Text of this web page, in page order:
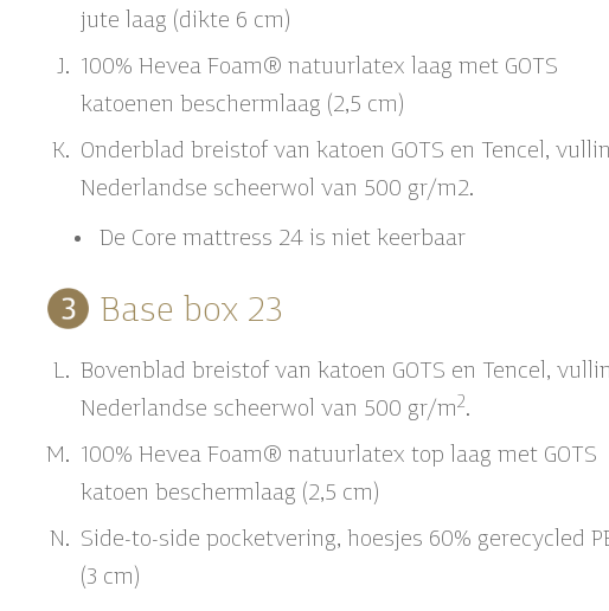
jute laag (dikte 6 cm)
100% Hevea Foam® natuurlatex laag met GOTS
katoenen beschermlaag (2,5 cm)
Onderblad breistof van katoen GOTS en Tencel,
Nederlandse scheerwol van 500 gr/m2.
De Core mattress 24 is niet keerbaar
Base box 23
Bovenblad breistof van katoen GOTS en Tencel,
Nederlandse scheerwol van 500 gr/m2.
100% Hevea Foam® natuurlatex top laag met GOTS
katoen beschermlaag (2,5 cm)
Side-to-side pocketvering, hoesjes 60% gerecycled
(3 cm)